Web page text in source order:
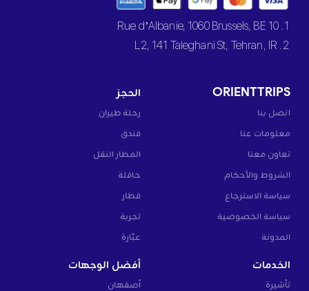
1. 10 Rue d’Albanie, 1060 Brussels, BE
2. L2, 141 Taleghani St, Tehran, IR
ORIENTTRIPS
اتصل بنا
معلومات عنا
تعاون معنا
الشروط والأحكام
سياسة الاسترجاع
سياسة الخصوصية
المدونة
الحجز
رحلة طيران
فندق
المطار النقل
حافلة
قطار
تجربة
عبّارة
الخدمات
تأشيرة
أفضل الوجهات
أصفهان